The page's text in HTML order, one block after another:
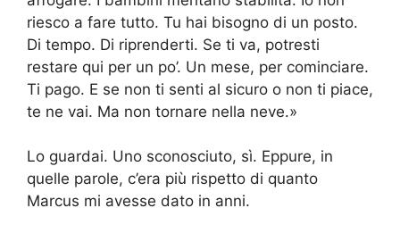
riesco a fare tutto. Tu hai bisogno di un posto.
Di tempo. Di riprenderti. Se ti va, potresti
restare qui per un po’. Un mese, per cominciare.
Ti pago. E se non ti senti al sicuro o non ti piace,
te ne vai. Ma non tornare nella neve.»
Lo guardai. Uno sconosciuto, sì. Eppure, in
quelle parole, c’era più rispetto di quanto
Marcus mi avesse dato in anni.